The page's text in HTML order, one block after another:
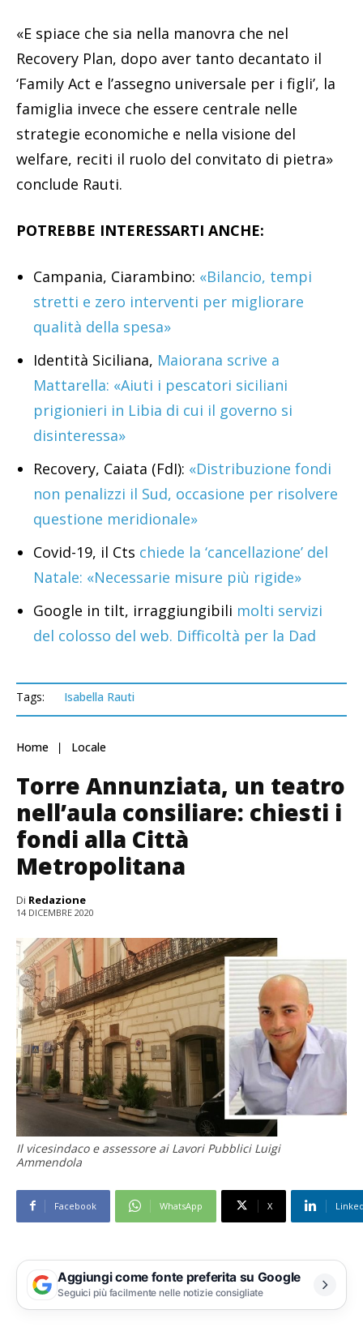
«E spiace che sia nella manovra che nel
Recovery Plan, dopo aver tanto decantato il
‘Family Act e l’assegno universale per i figli’, la
famiglia invece che essere centrale nelle
strategie economiche e nella visione del
welfare, reciti il ruolo del convitato di pietra»
conclude Rauti.
POTREBBE INTERESSARTI ANCHE:
Campania, Ciarambino: «Bilancio, tempi
stretti e zero interventi per migliorare
qualità della spesa»
Identità Siciliana, Maiorana scrive a
Mattarella: «Aiuti i pescatori siciliani
prigionieri in Libia di cui il governo si
disinteressa»
Recovery, Caiata (FdI): «Distribuzione fondi
non penalizzi il Sud, occasione per risolvere
questione meridionale»
Covid-19, il Cts chiede la ‘cancellazione’ del
Natale: «Necessarie misure più rigide»
Google in tilt, irraggiungibili molti servizi
del colosso del web. Difficoltà per la Dad
Tags: Isabella Rauti
Home Locale
Torre Annunziata, un teatro
nell’aula consiliare: chiesti i
fondi alla Città
Metropolitana
Di Redazione
14 DICEMBRE 2020
Il vicesindaco e assessore ai Lavori Pubblici Luigi
Ammendola
Facebook WhatsApp X
Aggiungi come fonte preferita su Google
Seguici più facilmente nelle notizie consigliate